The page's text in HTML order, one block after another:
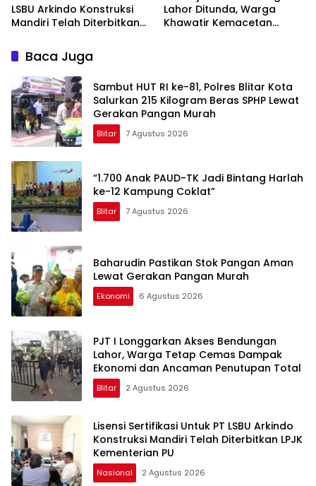
LSBU Arkindo Konstruksi
Mandiri Telah Diterbitkan
Lahor Ditunda, Warga
Khawatir Kemacetan
Baca Juga
Sambut HUT RI ke-81, Polres Blitar Kota
Salurkan 215 Kilogram Beras SPHP Lewat
Gerakan Pangan Murah
Blitar 7 Agustus 2026
“1.700 Anak PAUD-TK Jadi Bintang Harlah
ke-12 Kampung Coklat”
Blitar 7 Agustus 2026
Baharudin Pastikan Stok Pangan Aman
Lewat Gerakan Pangan Murah
Ekonomi 6 Agustus 2026
PJT I Longgarkan Akses Bendungan
Lahor, Warga Tetap Cemas Dampak
Ekonomi dan Ancaman Penutupan Total
Blitar 2 Agustus 2026
Lisensi Sertifikasi Untuk PT LSBU Arkindo
Konstruksi Mandiri Telah Diterbitkan LPJK
Kementerian PU
Nasional 2 Agustus 2026